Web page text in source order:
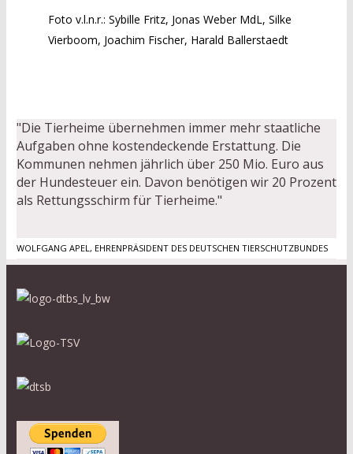
Foto v.l.n.r.: Sybille Fritz, Jonas Weber MdL, Silke
Vierboom, Joachim Fischer, Harald Ballerstaedt
"Die Tierheime übernehmen immer mehr staatliche
Aufgaben ohne kostendeckende Erstattung. Die
Kommunen nehmen jährlich über 250 Mio. Euro aus
der Hundesteuer ein. Davon benötigen wir 20 Prozent
als Rettungsschirm für Tierheime."
WOLFGANG APEL, EHRENPRÄSIDENT DES DEUTSCHEN TIERSCHUTZBUNDES